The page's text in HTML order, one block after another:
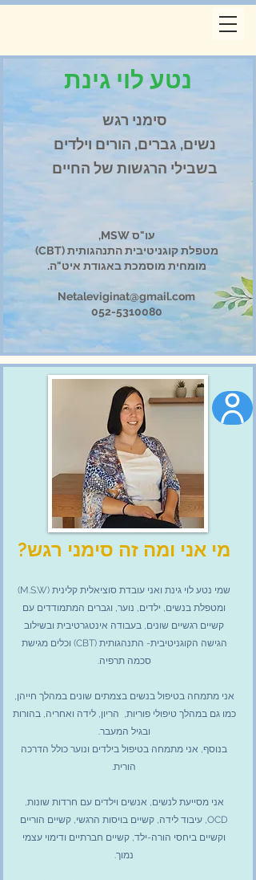
נטע לוי גינת
סימני רגש
נשים, גברים, הורים וילדים
בשבילי הרגשות של החיים
עו"ס MSW,
מטפלת קוגניטיבית התנהגותית (CBT)
מומחית מוסמכת באגודת איט"ה.
Netaleviginat@gmail.com
052-5310080
מי אני ומה זה סימני רגש?
שמי נטע לוי גינת ואני עובדת סוציאלית קלינית (M.S.W)
ומטפלת בנשים, ילדים, נוער, וגברים המתמודדים עם
קשיים רגשיים שונים, בעבודה אינטגרטיבית ובשילוב
הגישה הקוגניטיבית- התנהגותית (CBT) וכלים מגישת
סכמה תרפיה.
אני מתמחה בטיפול בנשיםבצמתים שונים במהלך חייהן,
כמו גםבמהלך טיפולי פוריות, הריון, לידה ואחריה,בהורות
ובגיל המעבר.
בנוסף, אני מתמחה בטיפול בילדים ונוער כולל הדרכה
הורית.
אני מסייעת לנשים, אנשים וילדים עם חרדות שונות,
OCD, עיבוד לידה, קשיים בויסות הרגשי, קשיים הוריים
וקשיים ביחסי הורה-ילד, קשיים חברתיים ודימוי עצמי
נמוך.